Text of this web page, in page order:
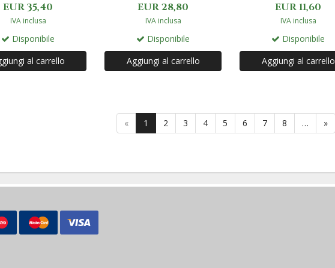
EUR 35,40
IVA inclusa
Disponibile
al carrello
EUR 28,80
IVA inclusa
Disponibile
Aggiungi al carrello
EUR 11,60
IVA inclusa
Disponibile
Aggiungi al carrello
« 1 2 3 4 5 6 7 8 … »